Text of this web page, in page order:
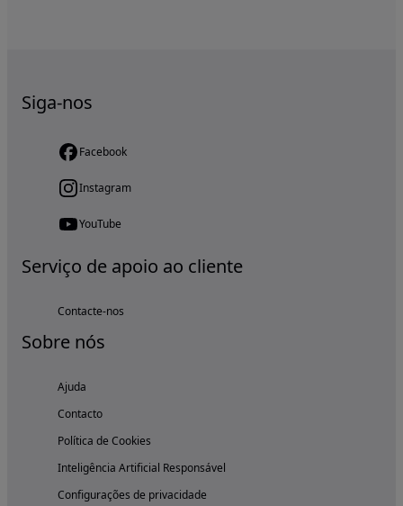
Siga-nos
Facebook
Instagram
YouTube
Serviço de apoio ao cliente
Contacte-nos
Sobre nós
Ajuda
Contacto
Política de Cookies
Inteligência Artificial Responsável
Configurações de privacidade